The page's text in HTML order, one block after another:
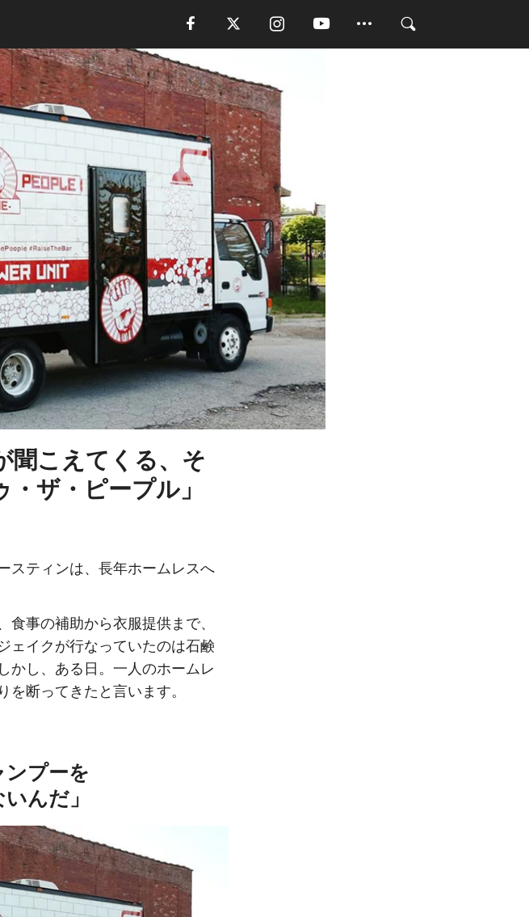
聞こえてくる、そ
ザ・ピープル」
スティンは、長年ホームレスへ
食事の補助から衣服提供まで、
ェイクが行なっていたのは石鹸
かし、ある日。一人のホームレ
を断ってきたと言います。
ンプーを
んだ」